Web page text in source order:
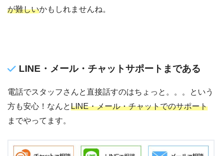
が難しいかもしれませんね。
LINE・メール・チャットサポートまである
電話でスタッフさんと直接話すのはちょっと。。。という
方も安心！なんとLINE・メール・チャットでのサポート
までやってます。